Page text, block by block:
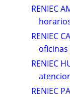
RENIEC
RENIEC
oficinas
RENIEC
RENIEC